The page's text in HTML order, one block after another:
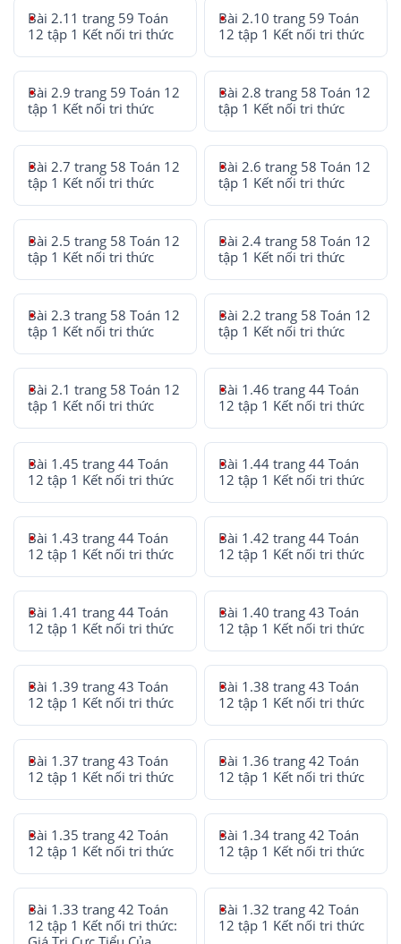
Bài 2.11 trang 59 Toán
12 tập 1 Kết nối tri thức
Bài 2.10 trang 59 Toán
12 tập 1 Kết nối tri thức
Bài 2.9 trang 59 Toán 12
tập 1 Kết nối tri thức
Bài 2.8 trang 58 Toán 12
tập 1 Kết nối tri thức
Bài 2.7 trang 58 Toán 12
tập 1 Kết nối tri thức
Bài 2.6 trang 58 Toán 12
tập 1 Kết nối tri thức
Bài 2.5 trang 58 Toán 12
tập 1 Kết nối tri thức
Bài 2.4 trang 58 Toán 12
tập 1 Kết nối tri thức
Bài 2.3 trang 58 Toán 12
tập 1 Kết nối tri thức
Bài 2.2 trang 58 Toán 12
tập 1 Kết nối tri thức
Bài 2.1 trang 58 Toán 12
tập 1 Kết nối tri thức
Bài 1.46 trang 44 Toán
12 tập 1 Kết nối tri thức
Bài 1.45 trang 44 Toán
12 tập 1 Kết nối tri thức
Bài 1.44 trang 44 Toán
12 tập 1 Kết nối tri thức
Bài 1.43 trang 44 Toán
12 tập 1 Kết nối tri thức
Bài 1.42 trang 44 Toán
12 tập 1 Kết nối tri thức
Bài 1.41 trang 44 Toán
12 tập 1 Kết nối tri thức
Bài 1.40 trang 43 Toán
12 tập 1 Kết nối tri thức
Bài 1.39 trang 43 Toán
12 tập 1 Kết nối tri thức
Bài 1.38 trang 43 Toán
12 tập 1 Kết nối tri thức
Bài 1.37 trang 43 Toán
12 tập 1 Kết nối tri thức
Bài 1.36 trang 42 Toán
12 tập 1 Kết nối tri thức
Bài 1.35 trang 42 Toán
12 tập 1 Kết nối tri thức
Bài 1.34 trang 42 Toán
12 tập 1 Kết nối tri thức
Bài 1.33 trang 42 Toán
12 tập 1 Kết nối tri thức:
Bài 1.32 trang 42 Toán
12 tập 1 Kết nối tri thức